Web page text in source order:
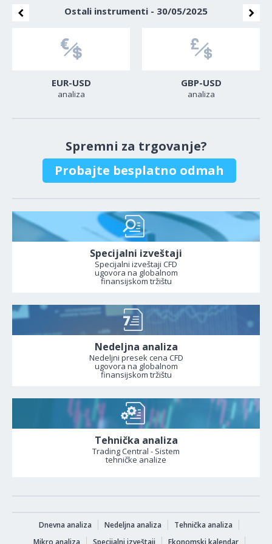
Ostali instrumenti - 30/05/2025
EUR-USD
analiza
GBP-USD
analiza
Spremni za trgovanje?
Probajte besplatno odmah
Specijalni izveštaji
Specijalni izveštaji CFD
ugovora na globalnom
finansijskom tržištu
Nedeljna analiza
Nedeljni presek cena CFD
ugovora na globalnom
finansijskom tržištu
Tehnička analiza
Trading Central - Sistem
tehničke analize
Dnevna analiza Nedeljna analiza
Tehnička analiza
Mikro analiza
Specijalni izveštaji Ekonomski kalendar